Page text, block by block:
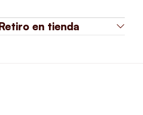
en tienda